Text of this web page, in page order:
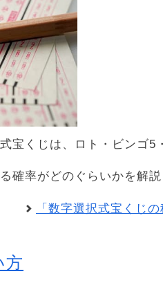
宝くじは、ロト・ビンゴ5
確率がどのぐらいかを解説
「数字選択式宝くじ
方